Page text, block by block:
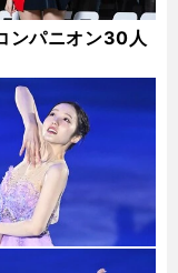
ンパニオン30人